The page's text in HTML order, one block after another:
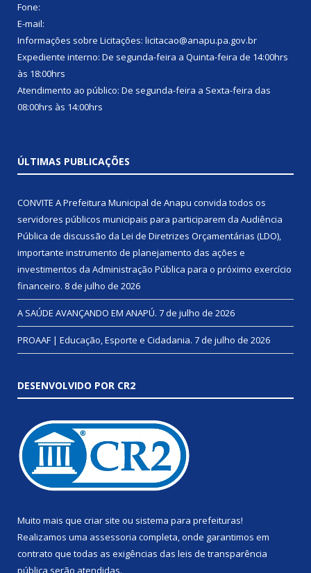
Fone:
E-mail:
Informações sobre Licitações: licitacao@anapu.pa.gov.br
Expediente interno: De segunda-feira a Quinta-feira de 14:00hrs
às 18:00hrs
Atendimento ao público: De segunda-feira a Sexta-feira das
08:00hrs às 14:00hrs
ÚLTIMAS PUBLICAÇÕES
CONVITE A Prefeitura Municipal de Anapu convida todos os
servidores públicos municipais para participarem da Audiência
Pública de discussão da Lei de Diretrizes Orçamentárias (LDO),
importante instrumento de planejamento das ações e
investimentos da Administração Pública para o próximo exercício
financeiro. 8 de julho de 2026
A SAÚDE AVANÇANDO EM ANAPÚ. 7 de julho de 2026
PROAAF | Educação, Esporte e Cidadania. 7 de julho de 2026
DESENVOLVIDO POR CR2
Muito mais que criar site ou sistema para prefeituras!
Realizamos uma assessoria completa, onde garantimos em
contrato que todas as exigências das leis de transparência
pública serão atendidas.